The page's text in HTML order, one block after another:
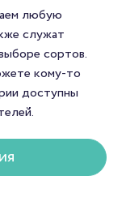
уникальным вкусом. А
покупателей —
попробовать редкий
который редко
в массовой продаже.
любую
служат
сортов.
кому-то
доступны